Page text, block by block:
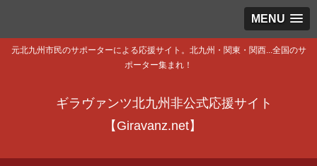
MENU
元北九州市民のサポーターによる応援サイト。北九州・関東・関西...全国のサ
ポーター集まれ！
ギラヴァンツ北九州非公式応援サイト
【Giravanz.net】